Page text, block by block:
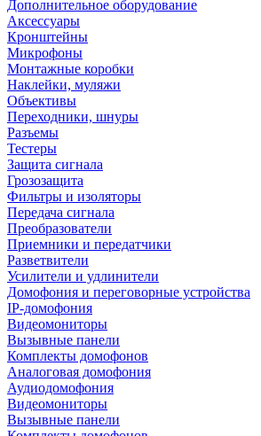
Дополнительное оборудование
Аксессуары
Кронштейны
Микрофоны
Монтажные коробки
Наклейки, муляжи
Объективы
Переходники, шнуры
Разъемы
Тестеры
Защита сигнала
Грозозащита
Фильтры и изоляторы
Передача сигнала
Преобразователи
Приемники и передатчики
Разветвители
Усилители и удлинители
Домофония и переговорные устройства
IP-домофония
Видеомониторы
Вызывные панели
Комплекты домофонов
Аналоговая домофония
Аудиодомофония
Видеомониторы
Вызывные панели